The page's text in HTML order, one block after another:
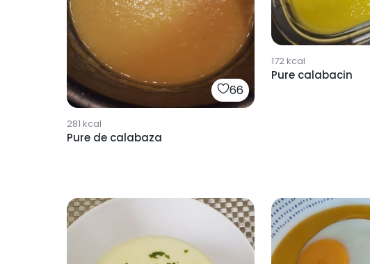
66
281 kcal
Pure de calabaza
172kcal
Pure calabacin